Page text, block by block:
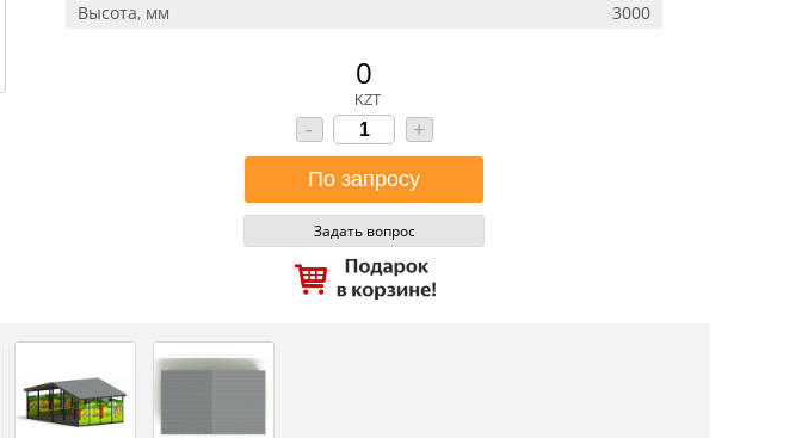
Высота, мм
3000
0
KZT
- +
Задать вопрос